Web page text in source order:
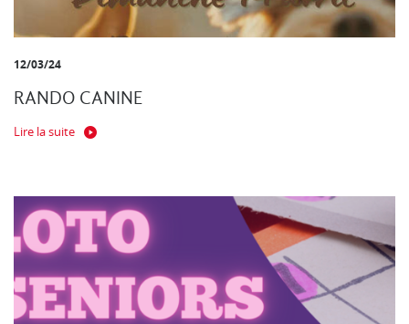
12/03/24
RANDO CANINE
Lire la suite